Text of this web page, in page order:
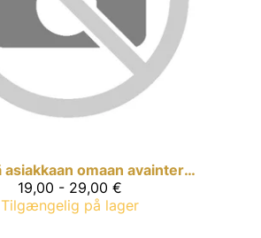
Jyrsintä asiakkaan omaan avainterään
19,00 - 29,00 €
Tilgængelig på lager